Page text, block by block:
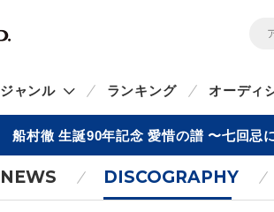
ジャンル ランキング オーディ
船村徹 生誕90年記念 愛惜の譜 〜七回忌
NEWS DISCOGRAPHY